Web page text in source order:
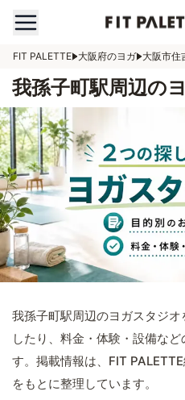
FIT PALETTE 大阪府のヨガ 大阪市住
我孫子町駅周辺の
我孫子町駅周辺のヨガスタジ
したり、料金・体験・設備な
す。掲載情報は、FIT
をもとに整理しています。